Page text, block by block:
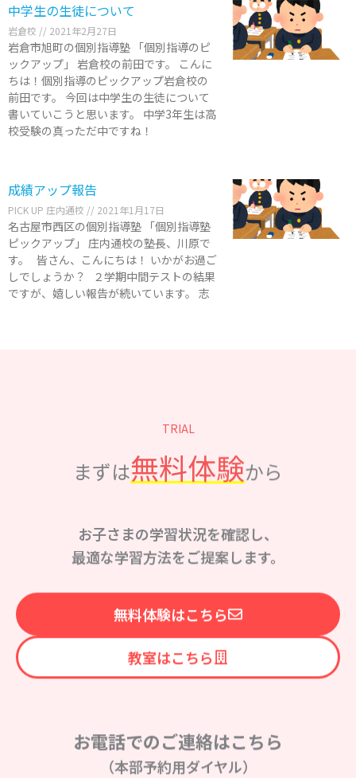
中学生の生徒について
岩倉校 2021年2月27日
岩倉市旭町の個別指導塾 「個別指導のピ
ックアップ」 岩倉校の前田です。 こんに
ちは！個別指導のピックアップ岩倉校の
前田です。 今回は中学生の生徒について
書いていこうと思います。 中学3年生は高
校受験の真っただ中ですね！
成績アップ報告
PICK UP 庄内通校 2021年1月17日
名古屋市西区の個別指導塾 「個別指導塾
ピックアップ」 庄内通校の塾長、川原で
す。 皆さん、こんにちは！ いかがお過ご
しでしょうか？ ２学期中間テストの結果
ですが、嬉しい報告が続いています。 志
TRIAL
まずは無料体験から
お子さまの学習状況を確認し、
最適な学習方法をご提案します。
無料体験はこちら
教室はこちら
お電話でのご連絡はこちら
（本部予約用ダイヤル）